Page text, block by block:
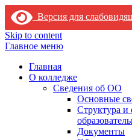
Версия для
Skip to content
Главное меню
Главная
О колледже
Сведения об ОО
Основные
Структура и
Документы